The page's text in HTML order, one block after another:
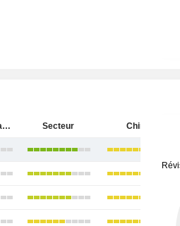
China Merchants Bank Co., Ltd. Secteur Chine